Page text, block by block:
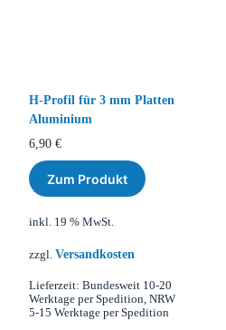
H-Profil für 3 mm Platten
Aluminium
6,90 €
Zum Produkt
inkl. 19 % MwSt.
zzgl. Versandkosten
Lieferzeit: Bundesweit 10-20
Werktage per Spedition, NRW
5-15 Werktage per Spedition